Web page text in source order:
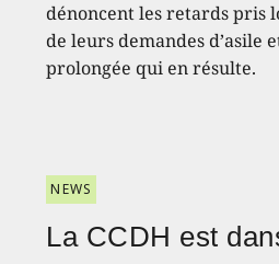
dénoncent les retards pris
de leurs demandes d’asile
prolongée qui en résulte.
NEWS
La CCDH est